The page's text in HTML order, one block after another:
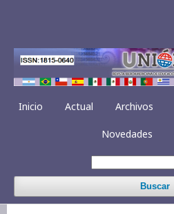
Inicio Actual Archivos
Novedades
Buscar